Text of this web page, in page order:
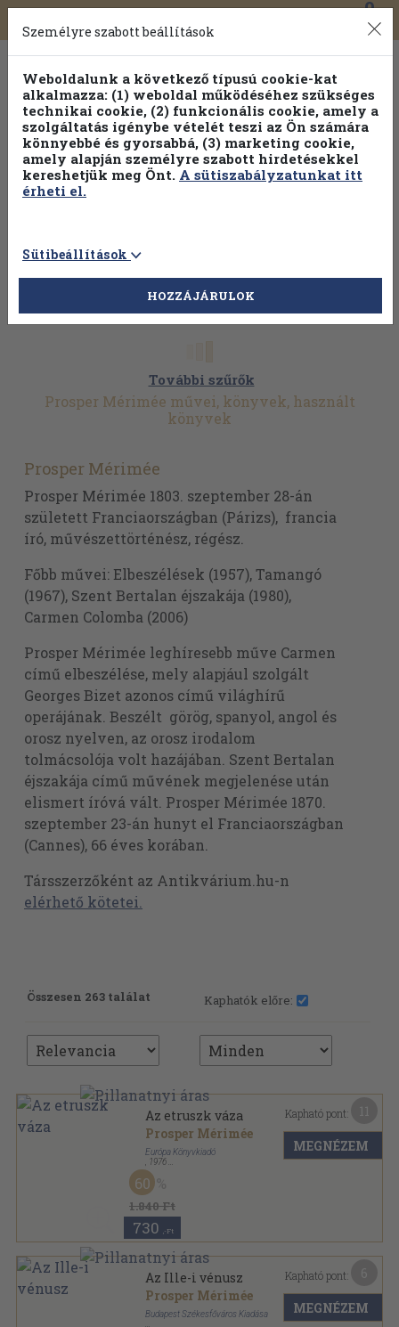
Toggle
navigation
0
További szűrők
Prosper Mérimée művei, könyvek, használt
könyvek
Prosper Mérimée
Prosper Mérimée 1803. szeptember 28-án
született Franciaországban (Párizs), francia
író, művészettörténész, régész.
Főbb művei: Elbeszélések (1957), Tamangó
(1967), Szent Bertalan éjszakája (1980),
Carmen Colomba (2006)
Prosper Mérimée leghíresebb műve Carmen
című elbeszélése, mely alapjául szolgált
Georges Bizet azonos című világhírű
operájának. Beszélt görög, spanyol, angol és
orosz nyelven, az orosz irodalom
tolmácsolója volt hazájában. Szent Bertalan
éjszakája című művének megjelenése után
elismert íróvá vált. Prosper Mérimée 1870.
szeptember 23-án hunyt el Franciaországban
(Cannes), 66 éves korában.
Társszerzőként az Antikvárium.hu-n
elérhető kötetei.
Összesen 263 találat Kaphatók előre:
Az etruszk váza
Prosper Mérimée
Európa Könyvkiadó
1976
Vászon
Janus-könyvek sorozat
1.840 Ft
60
730 ,-Ft
Kapható pont:
MEGNÉZEM
Az Ille-i vénusz
Prosper Mérimée
Budapest Székesfőváros Kiadása
Kapható pont:
MEGNÉZEM
Személyre szabott beállítások
Weboldalunk a következő típusú cookie-kat
alkalmazza: (1) weboldal működéséhez szükséges
technikai cookie, (2) funkcionális cookie, amely a
szolgáltatás igénybe vételét teszi az Ön számára
könnyebbé és gyorsabbá, (3) marketing cookie,
amely alapján személyre szabott hirdetésekkel
kereshetjük meg Önt. A sütiszabályzatunkat itt
érheti el.
Sütibeállítások
HOZZÁJÁRULOK